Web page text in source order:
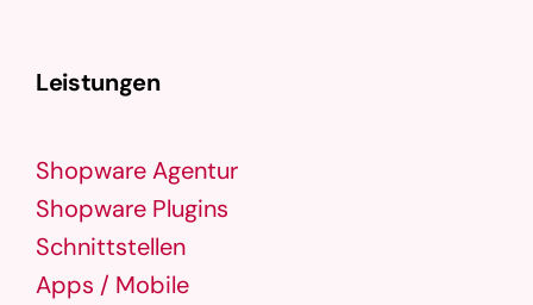
Leistungen
Shopware Agentur
Shopware Plugins
Schnittstellen
Apps / Mobile